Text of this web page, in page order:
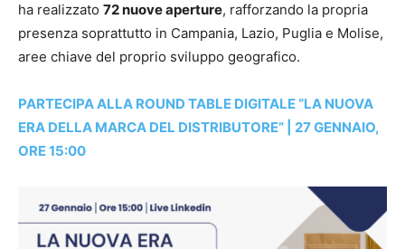
ha realizzato 72 nuove aperture, rafforzando la propria
presenza soprattutto in Campania, Lazio, Puglia e Molise,
aree chiave del proprio sviluppo geografico.
PARTECIPA ALLA ROUND TABLE DIGITALE “LA NUOVA
ERA DELLA MARCA DEL DISTRIBUTORE” | 27 GENNAIO,
ORE 15:00